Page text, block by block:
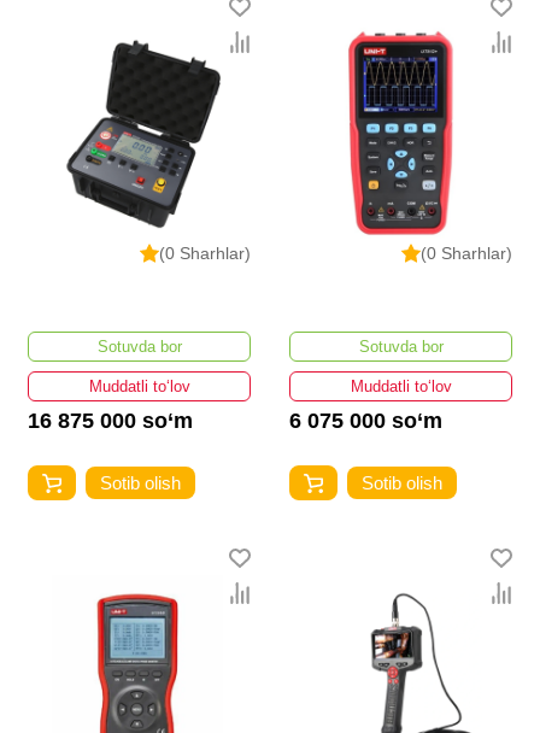
(0 Sharhlar)
Sotuvda bor
Muddatli to‘lov
16 875 000 so‘m
Sotib olish
(0 Sharhlar)
Sotuvda bor
Muddatli to‘lov
6 075 000 so‘m
Sotib olish